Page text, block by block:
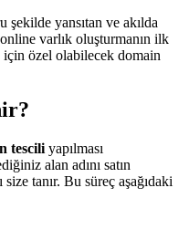
şekilde yansıtan ve akılda
varlık oluşturmanın ilk
özel olabilecek domain
tescili yapılması
alan adını satın
size tanır. Bu süreç aşağıdaki